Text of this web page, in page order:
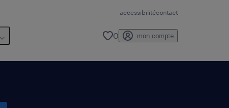
accessibilitécontact
0 mon compte